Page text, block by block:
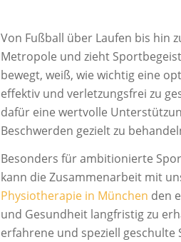
Von Fußball über Laufen bis hin
Metropole und zieht
bewegt, weiß, wie wichtig eine
effektiv und verletzungsfrei zu
dafür eine wertvolle
Beschwerden gezielt zu
Besonders für ambitionierte
kann die Zusammenarbeit mit
Physiotherapie in München den
und Gesundheit langfristig zu
erfahrene und speziell